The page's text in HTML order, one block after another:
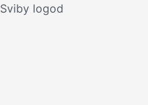
Sviby logod